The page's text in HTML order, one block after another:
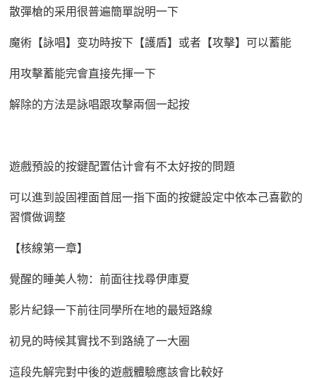
散彈槍的采用很普遍簡單說明一下
魔術【詠唱】变功時按下【護盾】或者【攻擊】可以蓄能
用攻擊蓄能完會直接先揮一下
解除的方法是詠唱跟攻擊兩個一起按
遊戲預設的按鍵配置估计會有不太好按的問題
可以進到設固裡面首屈一指下面的按鍵設定中依本己喜歡的
習慣做调整
【核線第一章】
覺醒的睡美人物：前面往找尋伊庫夏
影片紀錄一下前往同學所在地的最短路線
初見的時候其實找不到路繞了一大圈
這段先解完對中後的遊戲體驗應該會比較好